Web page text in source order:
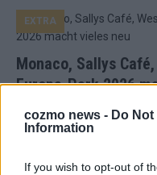
cozmo news - Do
Information
If you wish to opt-out of
Monaco, Sallys
Europa-Park 2026
EXTRA